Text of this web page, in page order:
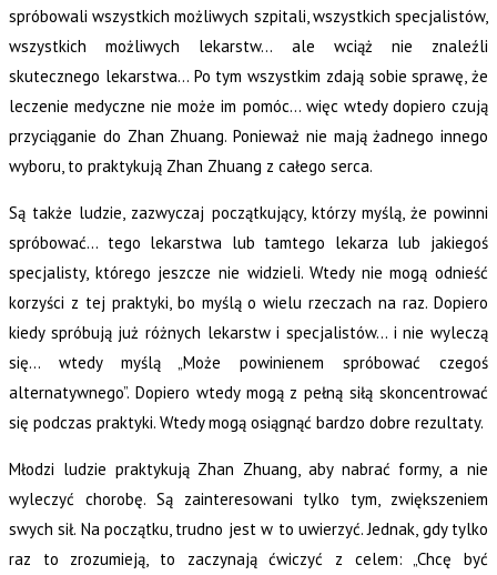
spróbowali wszystkich możliwych szpitali, wszystkich specjalistów,
wszystkich możliwych lekarstw… ale wciąż nie znaleźli
skutecznego lekarstwa… Po tym wszystkim zdają sobie sprawę, że
leczenie medyczne nie może im pomóc… więc wtedy dopiero czują
przyciąganie do Zhan Zhuang. Ponieważ nie mają żadnego innego
wyboru, to praktykują Zhan Zhuang z całego serca.
Są także ludzie, zazwyczaj początkujący, którzy myślą, że powinni
spróbować… tego lekarstwa lub tamtego lekarza lub jakiegoś
specjalisty, którego jeszcze nie widzieli. Wtedy nie mogą odnieść
korzyści z tej praktyki, bo myślą o wielu rzeczach na raz. Dopiero
kiedy spróbują już różnych lekarstw i specjalistów… i nie wyleczą
się… wtedy myślą „Może powinienem spróbować czegoś
alternatywnego”. Dopiero wtedy mogą z pełną siłą skoncentrować
się podczas praktyki. Wtedy mogą osiągnąć bardzo dobre rezultaty.
Młodzi ludzie praktykują Zhan Zhuang, aby nabrać formy, a nie
wyleczyć chorobę. Są zainteresowani tylko tym, zwiększeniem
swych sił. Na początku, trudno jest w to uwierzyć. Jednak, gdy tylko
raz to zrozumieją, to zaczynają ćwiczyć z celem: „Chcę być